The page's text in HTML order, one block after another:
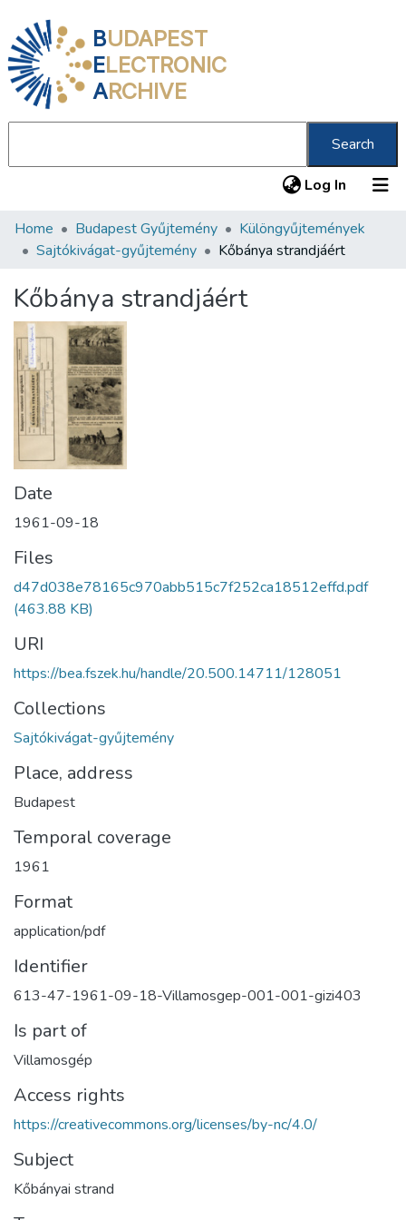
BUDAPEST
ELECTRONIC
ARCHIVE
Search
Log In (current)
Communities & Collections
Statistics
About us
Home Budapest Gyűjtemény
Különgyűjtemények
Sajtókivágat-gyűjtemény
Kőbánya strandjáért
Kőbánya strandjáért
Date
1961-09-18
Files
d47d038e78165c970abb515c7f252ca18512effd.pdf
(463.88 KB)
URI
https://bea.fszek.hu/handle/20.500.14711/128051
Collections
Sajtókivágat-gyűjtemény
Place, address
Budapest
Temporal coverage
1961
Format
application/pdf
Identifier
613-47-1961-09-18-Villamosgep-001-001-gizi403
Is part of
Villamosgép
Access rights
https://creativecommons.org/licenses/by-nc/4.0/
Subject
Kőbányai strand